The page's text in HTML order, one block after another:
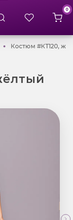
0
Все товары
Костюм #КТ120,